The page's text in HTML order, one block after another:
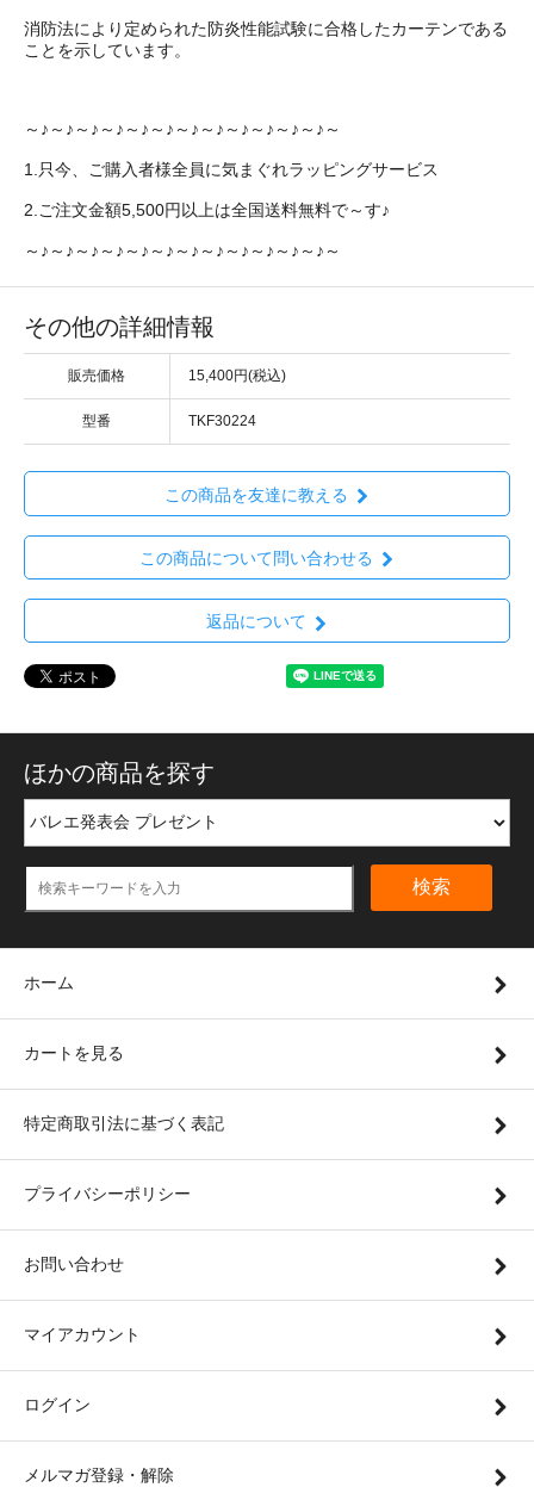
消防法により定められた防炎性能試験に合格したカーテンである
ことを示しています。
～♪～♪～♪～♪～♪～♪～♪～♪～♪～♪～♪～♪～
1.只今、ご購入者様全員に気まぐれラッピングサービス
2.ご注文金額5,500円以上は全国送料無料で～す♪
～♪～♪～♪～♪～♪～♪～♪～♪～♪～♪～♪～♪～
その他の詳細情報
販売価格 15,400円(税込)
型番 TKF30224
この商品を友達に教える
この商品について問い合わせる
返品について
ほかの商品を探す
検索
ホーム
カートを見る
特定商取引法に基づく表記
プライバシーポリシー
お問い合わせ
マイアカウント
ログイン
メルマガ登録・解除